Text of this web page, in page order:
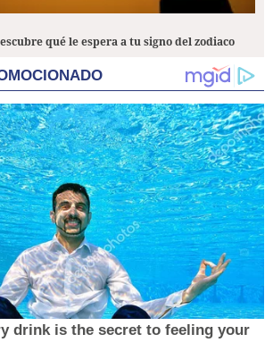
qué le espera a tu signo del zodiaco
drink is the secret to feeling your